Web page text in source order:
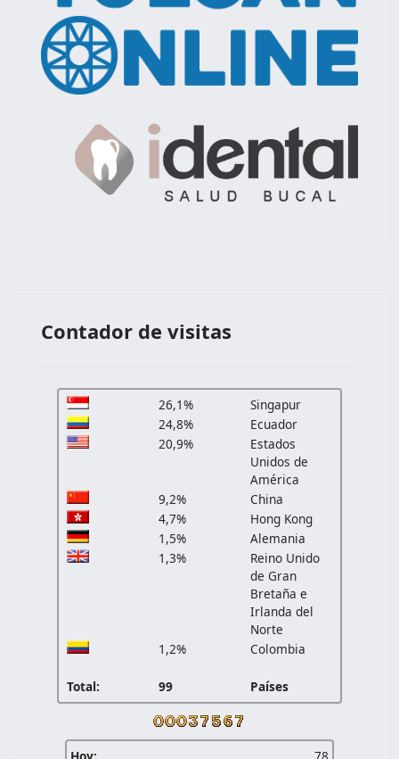
Contador de visitas
26,1%
Singapur
24,8%
Ecuador
20,9%
Estados
Unidos de
América
9,2%
China
4,7%
Hong Kong
1,5%
Alemania
1,3%
Reino Unido
de Gran
Bretaña e
Irlanda del
Norte
1,2%
Colombia
Total: 99 Países